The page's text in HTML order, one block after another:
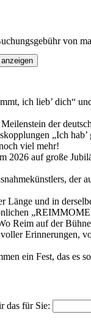
von
ich lieb’ dich“
der
„Ich
viel mehr!
2026 auf große
der
und in
Reim auf der
Erinnerungen,
ein Fest, das es
das für Sie: